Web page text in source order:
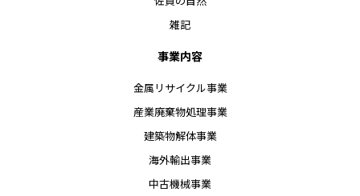
雑記
事業内容
金属リサイクル事業
産業廃棄物処理事業
建築物解体事業
海外輸出事業
中古機械事業